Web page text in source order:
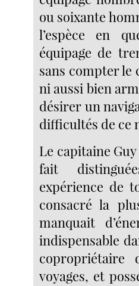
ou soixante
l’espèce en
équipage de
sans compter le
ni aussi bien
désirer un
difficultés de ce
Le capitaine
fait
expérience de
consacré la
manquait
indispensable
voyages, et